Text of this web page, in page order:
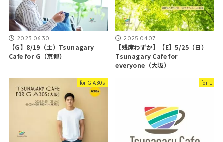
2023.06.30
【G】8/19（土）Tsunagary
Cafe for G（京都）
2025.04.07
【残席わずか】【E】5/25（日）
Tsunagary Cafe for
everyone（大阪）
for G A30s for L